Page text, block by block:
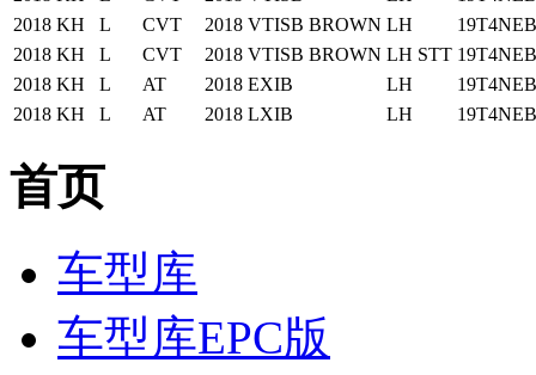
2018 KH L CVT 2018 VTISB BROWN LH
2018 KH L CVT 2018 VTISB BROWN LH STT
2018 KH L AT 2018 EXIB LH
2018 KH L AT 2018 LXIB LH
首页
车型库
车型库EPC版